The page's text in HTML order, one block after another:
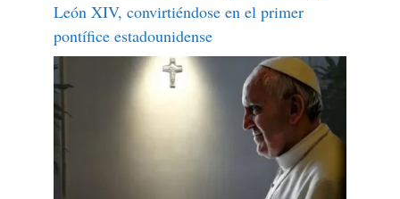
León XIV, convirtiéndose en el primer
pontífice estadounidense